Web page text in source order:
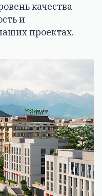
качества
и
проектах.